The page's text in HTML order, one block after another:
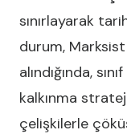
sınırlayarak
durum,
alındığında,
kalkınma
çelişkilerle